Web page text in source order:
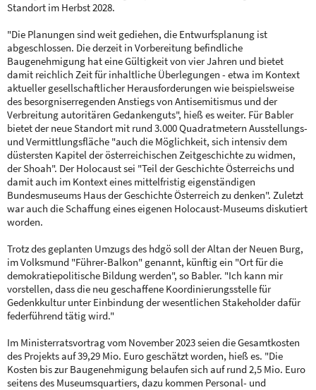
Standort im Herbst 2028.
"Die Planungen sind weit gediehen, die Entwurfsplanung ist
abgeschlossen. Die derzeit in Vorbereitung befindliche
Baugenehmigung hat eine Gültigkeit von vier Jahren und bietet
damit reichlich Zeit für inhaltliche Überlegungen - etwa im Kontext
aktueller gesellschaftlicher Herausforderungen wie beispielsweise
des besorgniserregenden Anstiegs von Antisemitismus und der
Verbreitung autoritären Gedankenguts", hieß es weiter. Für Babler
bietet der neue Standort mit rund 3.000 Quadratmetern Ausstellungs-
und Vermittlungsfläche "auch die Möglichkeit, sich intensiv dem
düstersten Kapitel der österreichischen Zeitgeschichte zu widmen,
der Shoah". Der Holocaust sei "Teil der Geschichte Österreichs und
damit auch im Kontext eines mittelfristig eigenständigen
Bundesmuseums Haus der Geschichte Österreich zu denken". Zuletzt
war auch die Schaffung eines eigenen Holocaust-Museums diskutiert
worden.
Trotz des geplanten Umzugs des hdgö soll der Altan der Neuen Burg,
im Volksmund "Führer-Balkon" genannt, künftig ein "Ort für die
demokratiepolitische Bildung werden", so Babler. "Ich kann mir
vorstellen, dass die neu geschaffene Koordinierungsstelle für
Gedenkkultur unter Einbindung der wesentlichen Stakeholder dafür
federführend tätig wird."
Im Ministerratsvortrag vom November 2023 seien die Gesamtkosten
des Projekts auf 39,29 Mio. Euro geschätzt worden, hieß es. "Die
Kosten bis zur Baugenehmigung belaufen sich auf rund 2,5 Mio. Euro
seitens des Museumsquartiers, dazu kommen Personal- und